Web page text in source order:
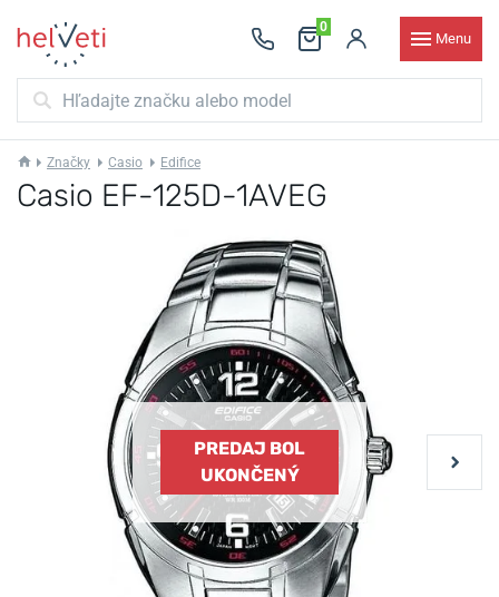
0
Menu
Značky Casio Edifice
Casio EF-125D-1AVEG
PREDAJ BOL
UKONČENÝ